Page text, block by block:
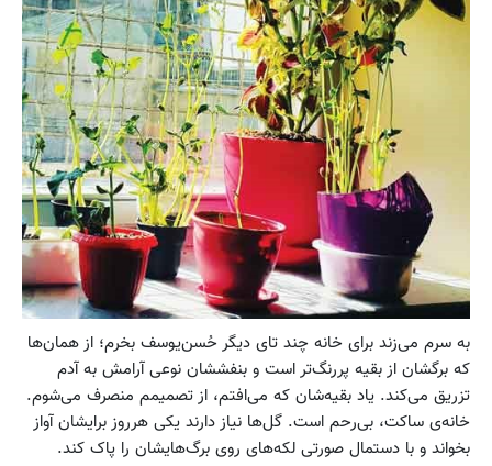
به سرم می‌زند برای خانه چند تای دیگر حُسن‌یوسف بخرم؛ از همان‌ها
که برگشان از بقیه پررنگ‌تر است و بنفششان نوعی آرامش به آدم
تزریق می‌کند. یاد بقیه‌شان که می‌افتم، از تصمیمم منصرف می‌شوم.
خانه‌ی ساکت، بی‌رحم است. گل‌ها نیاز دارند یکی هرروز برایشان آواز
بخواند و با دستمال صورتی لکه‌های روی برگ‌هایشان را پاک کند.